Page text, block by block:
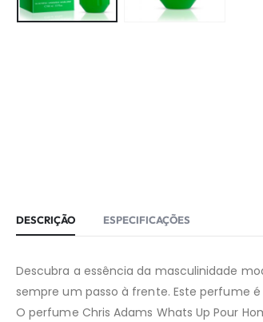
DESCRIÇÃO ESPECIFICAÇÕES
Descubra a essência da masculinidade
sempre um passo à frente. Este perfume
O perfume Chris Adams Whats Up Pour